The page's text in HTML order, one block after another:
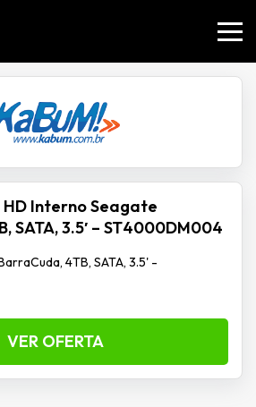
Interno Seagate
SATA, 3.5′ – ST4000DM004
4TB, SATA, 3.5' -
VER OFERTA